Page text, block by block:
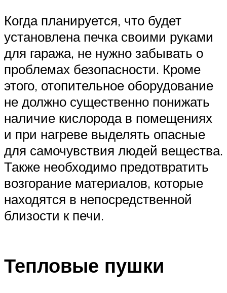
Когда планируется, что будет
установлена печка своими руками
для гаража, не нужно забывать о
проблемах безопасности. Кроме
этого, отопительное оборудование
не должно существенно понижать
наличие кислорода в помещениях
и при нагреве выделять опасные
для самочувствия людей вещества.
Также необходимо предотвратить
возгорание материалов, которые
находятся в непосредственной
близости к печи.
Тепловые пушки